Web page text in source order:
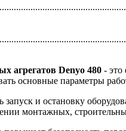
агрегатов Denyo 480 - это
основные параметры
и остановку
монтажных,